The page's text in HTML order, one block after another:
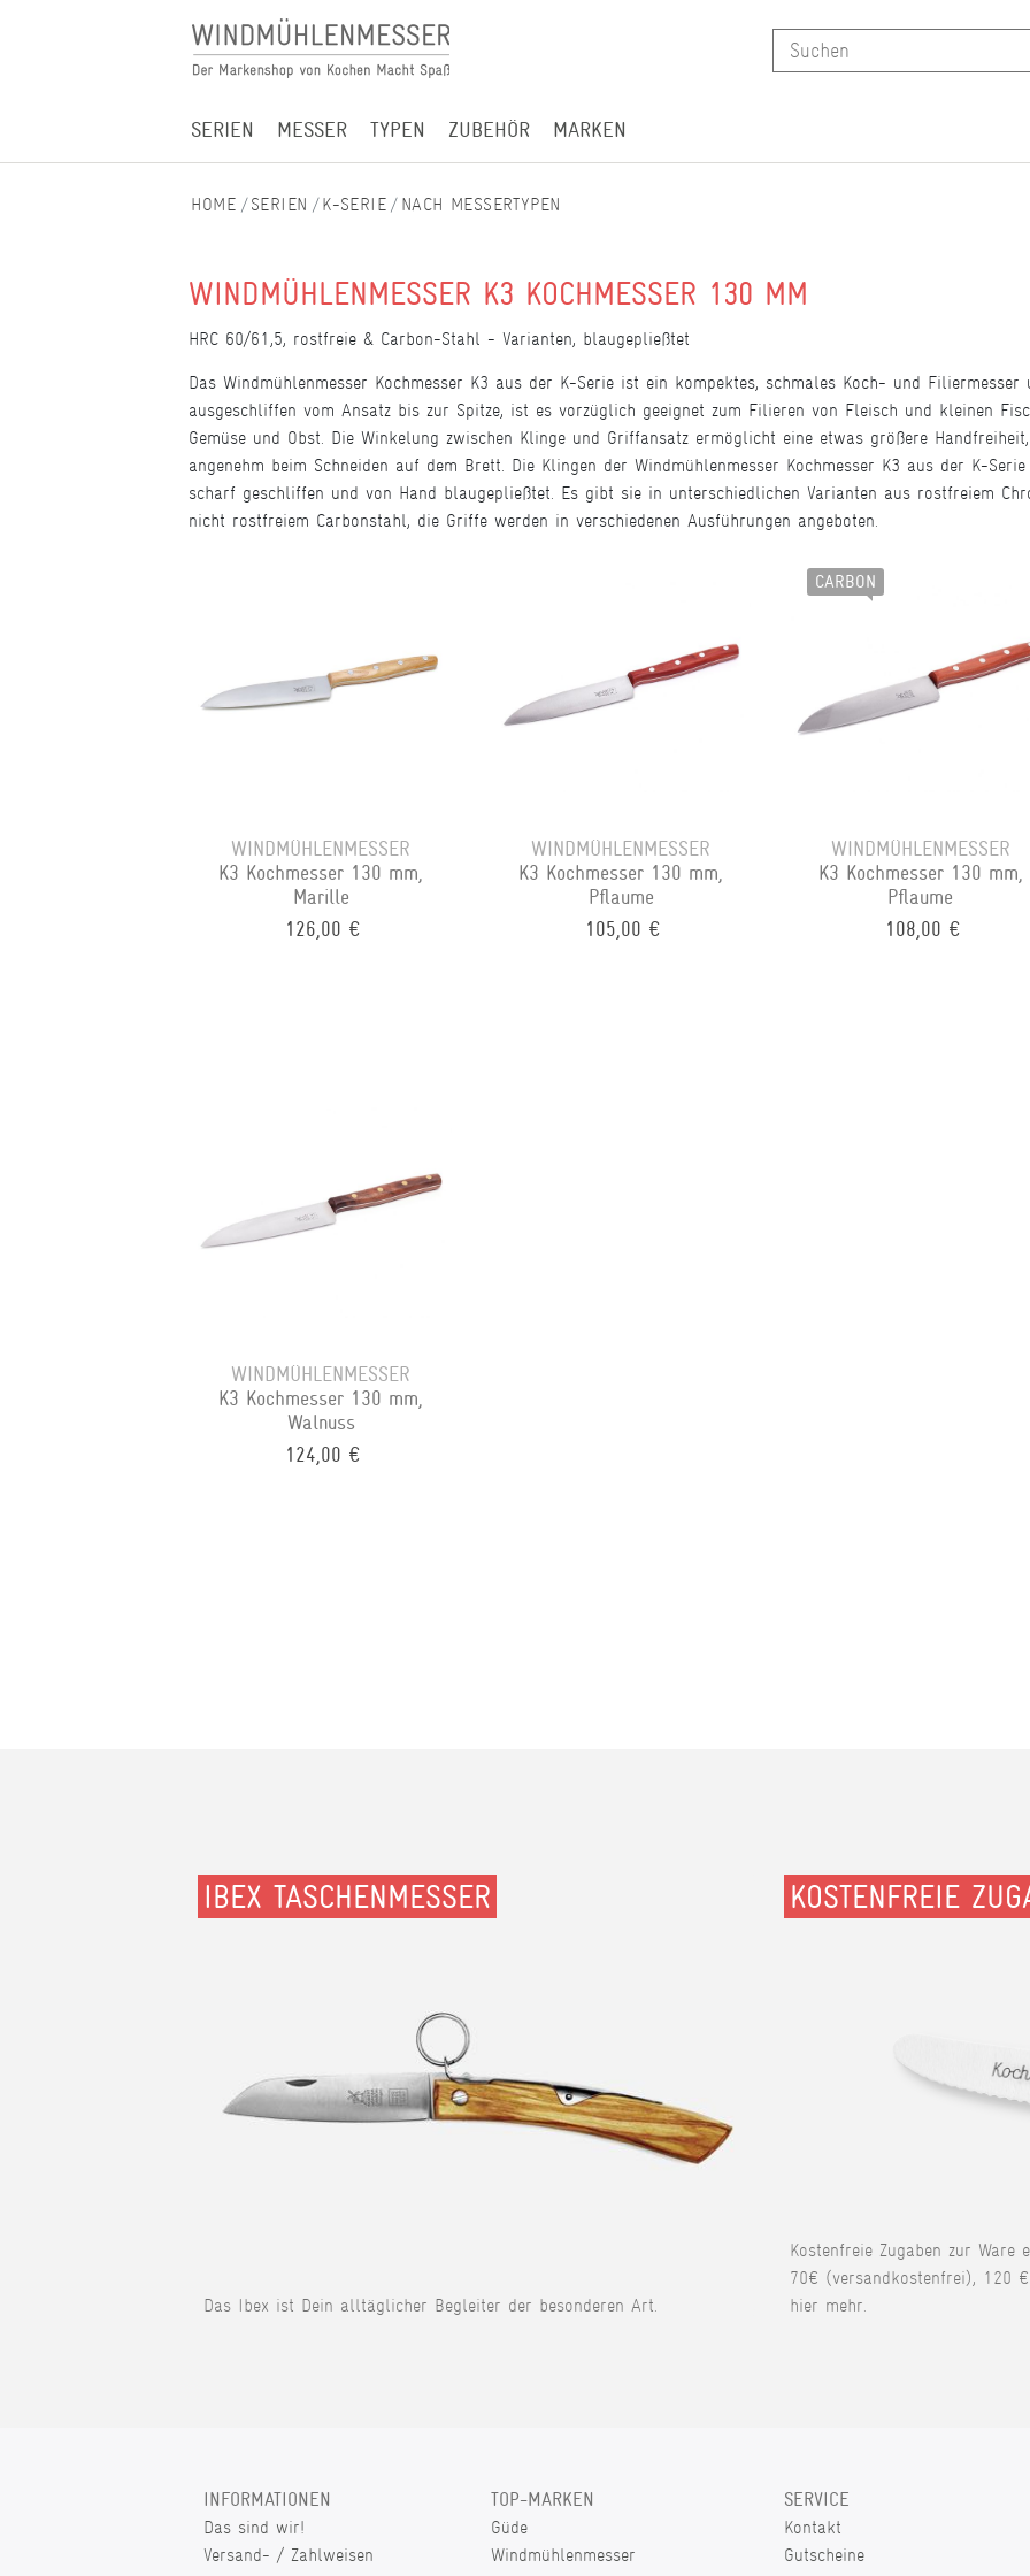
SERIEN MESSER TYPEN ZUBEHÖR MARKEN
SERIEN K-SERIE NACH MESSERTYPEN
WINDMÜHLENMESSER K3 KOCHMESSER 130 MM
HRC 60/61,5, rostfreie & Carbon-Stahl - Varianten, blaugepließtet
Das Windmühlenmesser Kochmesser K3 aus der K-Serie ist ein kompektes, schmales Koch- und
ausgeschliffen vom Ansatz bis zur Spitze, ist es vorzüglich geeignet zum Filieren von Fleisch und kleinen
Gemüse und Obst. Die Winkelung zwischen Klinge und Griffansatz ermöglicht eine etwas größere
angenehm beim Schneiden auf dem Brett. Die Klingen der Windmühlenmesser Kochmesser K3 aus der K-
scharf geschliffen und von Hand blaugepließtet. Es gibt sie in unterschiedlichen Varianten aus rostfreiem
nicht rostfreiem Carbonstahl, die Griffe werden in verschiedenen Ausführungen angeboten.
WINDMÜHLENMESSER
K3 Kochmesser 130 mm,
Marille
126,00 €
WINDMÜHLENMESSER
K3 Kochmesser 130 mm,
Pflaume
105,00 €
CARBON
WINDMÜHLENMESSER
K3 Kochmesser 130 mm,
Pflaume
108,00 €
WINDMÜHLENMESSER
K3 Kochmesser 130 mm,
Walnuss
124,00 €
IBEX TASCHENMESSER
Das Ibex ist Dein alltäglicher Begleiter der besonderen Art.
KOSTENFREIE
Kostenfreie Zugaben zur
70€ (versandkostenfrei), 120
hier mehr.
INFORMATIONEN
Das sind wir!
Versand- / Zahlweisen
TOP-MARKEN
Güde
Windmühlenmesser
SERVICE
Kontakt
Gutscheine